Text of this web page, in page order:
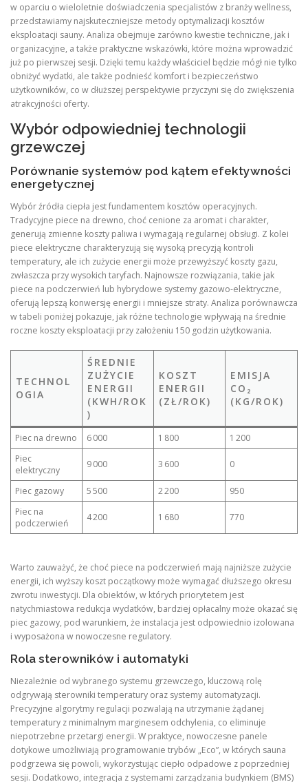
w oparciu o wieloletnie doświadczenia specjalistów z branży wellness,
przedstawiamy najskuteczniejsze metody optymalizacji kosztów
eksploatacji sauny. Analiza obejmuje zarówno kwestie techniczne, jak i
organizacyjne, a także praktyczne wskazówki, które można wprowadzić
już po pierwszej sesji. Dzięki temu każdy właściciel będzie mógł nie tylko
obniżyć wydatki, ale także podnieść komfort i bezpieczeństwo
użytkowników, co w dłuższej perspektywie przyczyni się do zwiększenia
atrakcyjności oferty.
Wybór odpowiedniej technologii
grzewczej
Porównanie systemów pod kątem efektywności
energetycznej
Wybór źródła ciepła jest fundamentem kosztów operacyjnych.
Tradycyjne piece na drewno, choć cenione za aromat i charakter,
generują zmienne koszty paliwa i wymagają regularnej obsługi. Z kolei
piece elektryczne charakteryzują się wysoką precyzją kontroli
temperatury, ale ich zużycie energii może przewyższyć koszty gazu,
zwłaszcza przy wysokich taryfach. Najnowsze rozwiązania, takie jak
piece na podczerwień lub hybrydowe systemy gazowo-elektryczne,
oferują lepszą konwersję energii i mniejsze straty. Analiza porównawcza
w tabeli poniżej pokazuje, jak różne technologie wpływają na średnie
roczne koszty eksploatacji przy założeniu 150 godzin użytkowania.
TECHNOL
OGIA
ŚREDNIE
ZUŻYCIE
ENERGII
(KWH/ROK
)
KOSZT
ENERGII
(ZŁ/ROK)
EMISJA
CO₂
(KG/ROK)
Piec na drewno 6 000 1 800
1 200
Piec
elektryczny
9 000 3 600 0
Piec gazowy 5 500 2 200
950
Piec na
podczerwień
4 200 1 680 770
Warto zauważyć, że choć piece na podczerwień mają najniższe zużycie
energii, ich wyższy koszt początkowy może wymagać dłuższego okresu
zwrotu inwestycji. Dla obiektów, w których priorytetem jest
natychmiastowa redukcja wydatków, bardziej opłacalny może okazać się
piec gazowy, pod warunkiem, że instalacja jest odpowiednio izolowana
i wyposażona w nowoczesne regulatory.
Rola sterowników i automatyki
Niezależnie od wybranego systemu grzewczego, kluczową rolę
odgrywają sterowniki temperatury oraz systemy automatyzacji.
Precyzyjne algorytmy regulacji pozwalają na utrzymanie żądanej
temperatury z minimalnym marginesem odchylenia, co eliminuje
niepotrzebne przetargi energii. W praktyce, nowoczesne panele
dotykowe umożliwiają programowanie trybów „Eco”, w których sauna
podgrzewa się powoli, wykorzystując ciepło odpadowe z poprzedniej
sesji. Dodatkowo, integracja z systemami zarządzania budynkiem (BMS)